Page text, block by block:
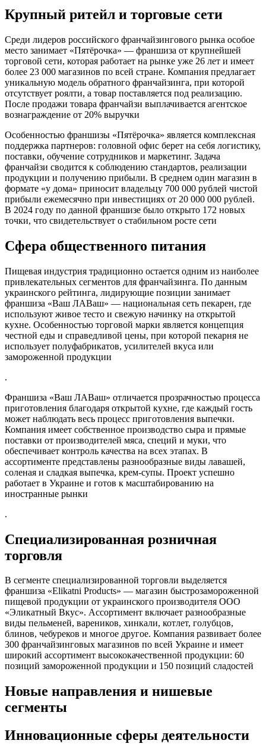
Крупный ритейл и торговые сети
Среди лидеров российского франчайзингового рынка особое
место занимает «Пятёрочка» — франшиза от крупнейшей
торговой сети, которая работает на рынке уже 26 лет и имеет
более 23 000 магазинов по всей стране. Компания предлагает
уникальную модель обратного франчайзинга, при которой
отсутствует роялти, а товар поставляется под реализацию.
После продажи товара франчайзи выплачивается агентское
вознаграждение от 20% выручки
Особенностью франшизы «Пятёрочка» является комплексная
поддержка партнеров: головной офис берет на себя логистику,
поставки, обучение сотрудников и маркетинг. Задача
франчайзи сводится к соблюдению стандартов, реализации
продукции и получению прибыли. В среднем один магазин в
формате «у дома» приносит владельцу 700 000 рублей чистой
прибыли ежемесячно при инвестициях от 20 000 000 рублей.
В 2024 году по данной франшизе было открыто 172 новых
точки, что свидетельствует о стабильном росте сети
Сфера общественного питания
Пищевая индустрия традиционно остается одним из наиболее
привлекательных сегментов для франчайзинга. По данным
украинского рейтинга, лидирующие позиции занимает
франшиза «Ваш ЛАВаш» — национальная сеть пекарен, где
используют живое тесто и свежую начинку на открытой
кухне. Особенностью торговой марки является концепция
честной еды и справедливой цены, при которой пекарня не
использует полуфабрикатов, усилителей вкуса или
замороженной продукции
.
Франшиза «Ваш ЛАВаш» отличается прозрачностью процесса
приготовления благодаря открытой кухне, где каждый гость
может наблюдать весь процесс приготовления выпечки.
Компания имеет собственное производство сыра и прямые
поставки от производителей мяса, специй и муки, что
обеспечивает контроль качества на всех этапах. В
ассортименте представлены разнообразные виды лавашей,
соленая и сладкая выпечка, крем-супы. Проект успешно
работает в Украине и готов к масштабированию на
иностранные рынки
.
Специализированная розничная
торговля
В сегменте специализированной торговли выделяется
франшиза «Elikatni Products» — магазин быстрозамороженной
пищевой продукции от украинского производителя ООО
«Эликатный Вкус». Ассортимент включает разнообразные
виды пельменей, вареников, хинкали, котлет, голубцов,
блинов, чебуреков и многое другое. Компания развивает более
300 франчайзинговых магазинов по всей Украине и имеет
широкий ассортимент высококачественной продукции: 60
позиций замороженной продукции и 150 позиций сладостей
Новые направления и нишевые
сегменты
Инновационные сферы деятельности